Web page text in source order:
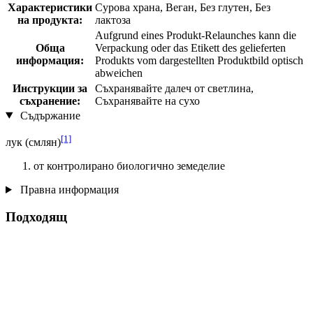
Характеристики
на продукта:
Сурова храна, Веган, Без глутен, Без
лактоза
Обща
информация:
Aufgrund eines Produkt-Relaunches kann die
Verpackung oder das Etikett des gelieferten
Produkts vom dargestellten Produktbild optisch
abweichen
Инструкции за
съхранение:
Съхранявайте далеч от светлина,
Съхранявайте на сухо
Съдържание
лук (смлян)[1]
от контролирано биологично земеделие
Правна информация
Подходящ